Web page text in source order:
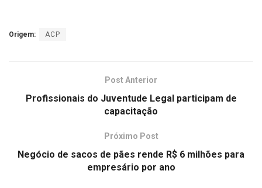
Origem: ACP
Post Anterior
Profissionais do Juventude Legal participam de
capacitação
Próximo Post
Negócio de sacos de pães rende R$ 6 milhões para
empresário por ano